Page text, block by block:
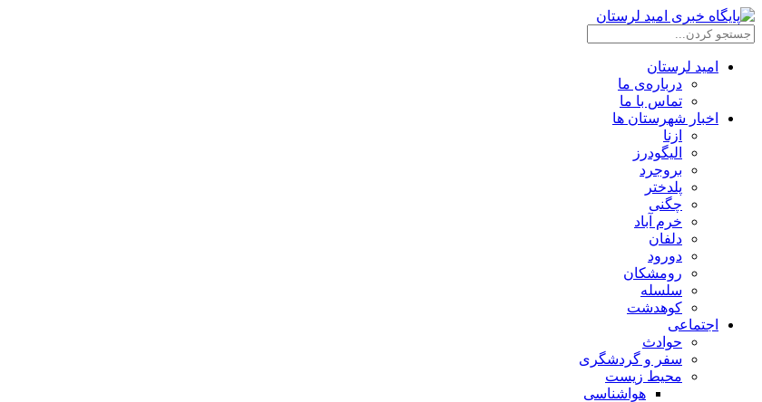
امید لرستان
درباره‌ی ما
تماس با ما
اخبار شهرستان ها
ازنا
الیگودرز
بروجرد
پلدختر
چگنی
خرم آباد
دلفان
دورود
رومشکان
سلسله
کوهدشت
اجتماعی
حوادث
سفر و گردشگری
محیط زیست
هواشناسی